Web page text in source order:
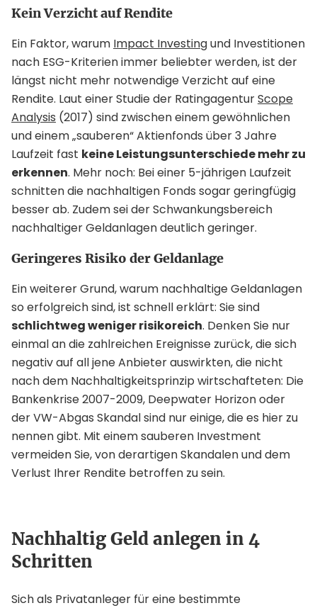
Kein Verzicht auf Rendite
Ein Faktor, warum Impact Investingund Investitionen
nach ESG-Kriterien immer beliebter werden, ist der
längst nicht mehr notwendige Verzicht auf eine
Rendite. Laut einer Studie der RatingagenturScope
Analysis (2017) sind zwischen einem gewöhnlichen
und einem „sauberen“ Aktienfonds über 3 Jahre
Laufzeit fast keine Leistungsunterschiede mehr zu
erkennen. Mehr noch: Bei einer 5-jährigen Laufzeit
schnitten die nachhaltigen Fonds sogar geringfügig
besser ab. Zudem sei der Schwankungsbereich
nachhaltiger Geldanlagen deutlich geringer.
Geringeres Risiko der Geldanlage
Ein weiterer Grund, warum nachhaltige Geldanlagen
so erfolgreich sind, ist schnell erklärt: Sie sind
schlichtweg weniger risikoreich. Denken Sie nur
einmal an die zahlreichen Ereignisse zurück, die sich
negativ auf all jene Anbieter auswirkten, die nicht
nach dem Nachhaltigkeitsprinzip wirtschafteten: Die
Bankenkrise 2007-2009, Deepwater Horizon oder
der VW-Abgas Skandal sind nur einige, die es hier zu
nennen gibt. Mit einem sauberen Investment
vermeiden Sie, von derartigen Skandalen und dem
Verlust Ihrer Rendite betroffen zu sein.
Nachhaltig Geld anlegen in 4
Schritten
Sich als Privatanleger für eine bestimmte